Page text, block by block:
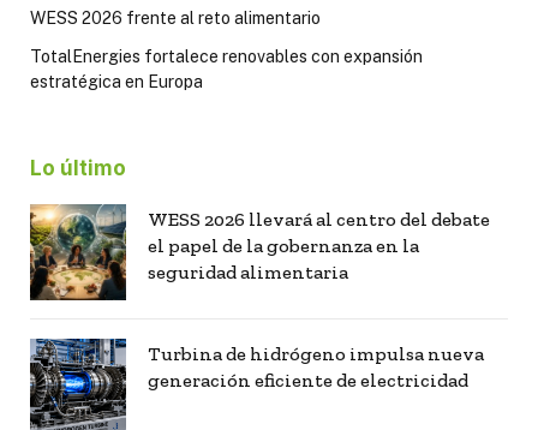
WESS 2026 frente al reto alimentario
TotalEnergies fortalece renovables con expansión
estratégica en Europa
Lo último
WESS 2026 llevará al centro del debate
el papel de la gobernanza en la
seguridad alimentaria
Turbina de hidrógeno impulsa nueva
generación eficiente de electricidad